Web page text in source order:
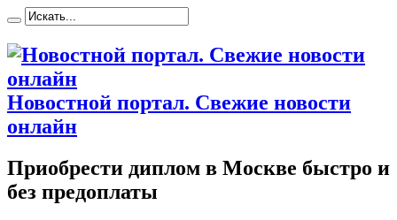
Новостной портал. Свежие новости
онлайн
Приобрести диплом в Москве быстро и
без предоплаты